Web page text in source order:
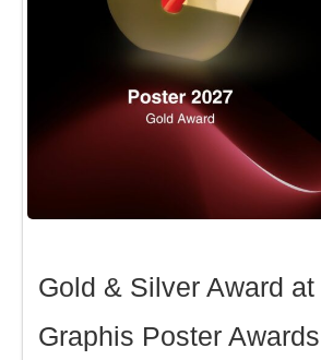
Gold & Silver Award at
Graphis Poster Awards